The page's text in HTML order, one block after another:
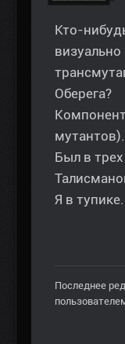
Кто-
Оберега?
Был в
Я в тупике.
Последнее